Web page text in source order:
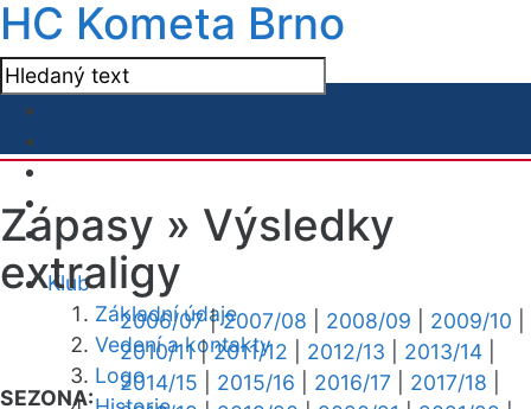
HC Kometa Brno
Klub
Základní údaje
Vedení a kontakty
Logo
Zápasy » Výsledky
extraligy
SEZONA:
2006/07|2007/08 2008/09 2009/10
2010/11|2011/12 2012/13 2013/14
2014/15
2015/16 2016/17 2017/18